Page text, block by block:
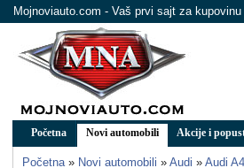
Mojnoviauto.com - Vaš prvi sajt za
Početna Novi automobili Akcije i
Početna » Novi automobili » Audi » Audi